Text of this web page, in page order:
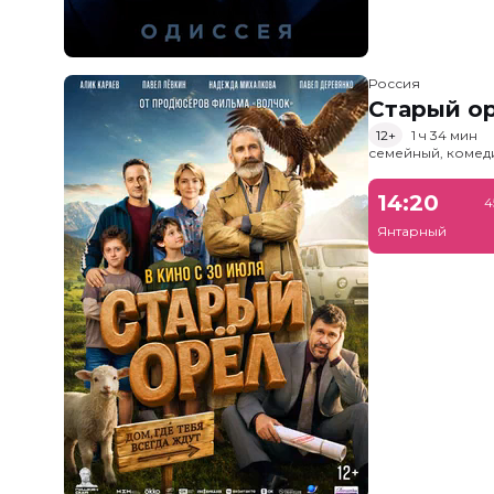
Россия
Старый
12+
1 ч 34 мин
семейный,
14:20
Янтарный